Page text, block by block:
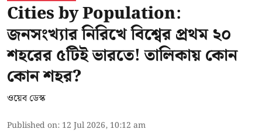
Cities by Population:
জনসংখ্যার নিরিখে বিশ্বের প্রথম ২০
শহরের ৫টিই ভারতে! তালিকায় কোন
কোন শহর?
ওয়েব ডেস্ক
Published on: 12 Jul 2026, 10:12 am